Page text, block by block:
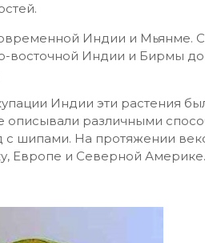
Индии и Мьянме.
восточной Индии и Бирмы
Индии эти растения
описывали различными
шипами. На протяжении
Европе и Северной Америке.